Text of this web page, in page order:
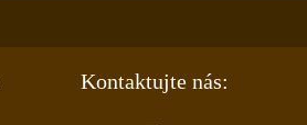
Kontaktujte nás: